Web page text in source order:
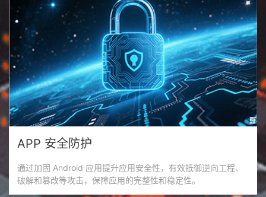
APP 安全防护
通过加固 Android 应用提升应用安全性，有效抵御逆向工程、
破解和篡改等攻击，保障应用的完整性和稳定性。